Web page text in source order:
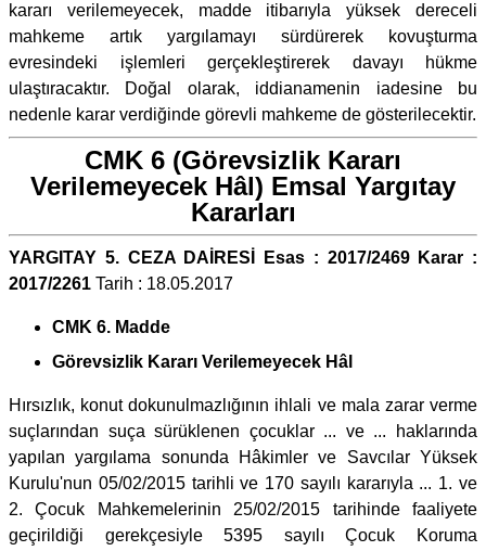
kararı verilemeyecek, madde itibarıyla yüksek dereceli
mahkeme artık yargılamayı sürdürerek kovuşturma
evresindeki işlemleri gerçekleştirerek davayı hükme
ulaştıracaktır. Doğal olarak, iddianamenin iadesine bu
nedenle karar verdiğinde görevli mahkeme de gösterilecektir.
CMK 6 (Görevsizlik Kararı
Verilemeyecek Hâl) Emsal Yargıtay
Kararları
YARGITAY 5. CEZA DAİRESİ Esas : 2017/2469 Karar :
2017/2261 Tarih : 18.05.2017
CMK 6. Madde
Görevsizlik Kararı Verilemeyecek Hâl
Hırsızlık, konut dokunulmazlığının ihlali ve mala zarar verme
suçlarından suça sürüklenen çocuklar ... ve ... haklarında
yapılan yargılama sonunda Hâkimler ve Savcılar Yüksek
Kurulu'nun 05/02/2015 tarihli ve 170 sayılı kararıyla ... 1. ve
2. Çocuk Mahkemelerinin 25/02/2015 tarihinde faaliyete
geçirildiği gerekçesiyle 5395 sayılı Çocuk Koruma